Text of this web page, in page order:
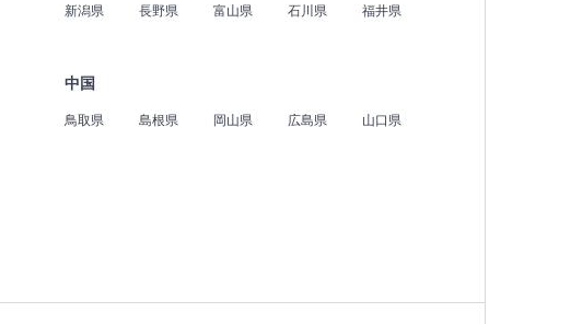
新潟県 長野県 富山県 石川県 福井県
中国
鳥取県 島根県 岡山県 広島県 山口県